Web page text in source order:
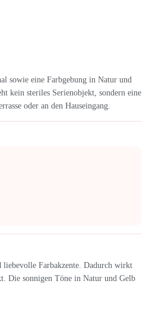
sowie eine Farbgebung in Natur und
kein steriles Serienobjekt, sondern eine
oder an den Hauseingang.
liebevolle Farbakzente. Dadurch wirkt
Die sonnigen Töne in Natur und Gelb